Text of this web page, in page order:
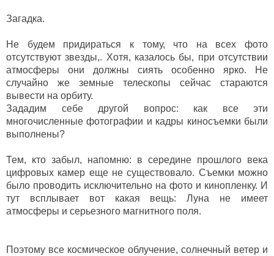
Загадка.
Не будем придираться к тому, что на всех фото
отсутствуют звезды,. Хотя, казалось бы, при отсутствии
атмосферы они должны сиять особенно ярко. Не
случайно же земные телескопы сейчас стараются
вывести на орбиту.
Зададим себе другой вопрос: как все эти
многочисленные фотографии и кадры киносъемки были
выполнены?
Тем, кто забыл, напомню: в середине прошлого века
цифровых камер еще не существовало. Съемки можно
было проводить исключительно на фото и кинопленку. И
тут всплывает вот какая вещь: Луна не имеет
атмосферы и серьезного магнитного поля.
Поэтому все космическое облучение, солнечный ветер и